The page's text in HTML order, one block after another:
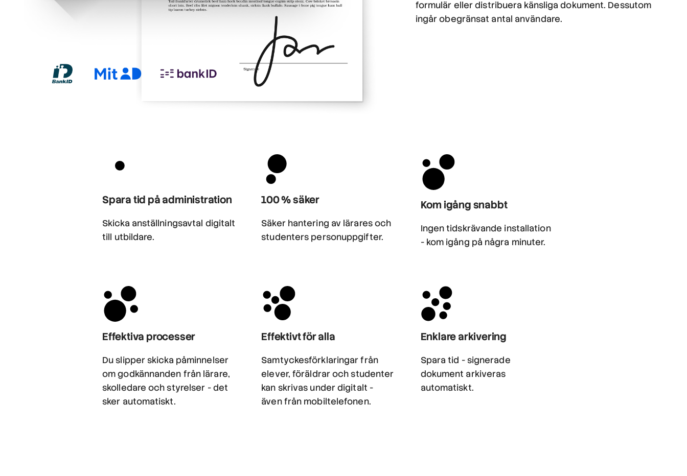
formulär eller distribuera känsliga dokument. Dessutom
ingår obegränsat antal användare.
Spara tid på administration
Skicka anställningsavtal digitalt
till utbildare.
100 % säker
Säker hantering av lärares och
studenters personuppgifter.
Kom igång snabbt
Ingen tidskrävande installation
- kom igång på några minuter.
Effektiva processer
Du slipper skicka påminnelser
om godkännanden från lärare,
skolledare och styrelser - det
sker automatiskt.
Effektivt för alla
Samtyckesförklaringar från
elever, föräldrar och studenter
kan skrivas under digitalt -
även från mobiltelefonen.
Enklare arkivering
Spara tid - signerade
dokument arkiveras
automatiskt.